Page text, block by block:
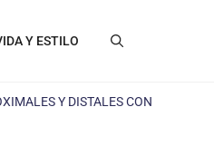
Y ESTILO
Y DISTALES CON